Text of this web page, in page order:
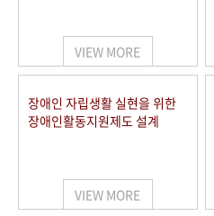
VIEW MORE
장애인 자립생활 실현을 위한
장애인활동지원제도 설계
VIEW MORE